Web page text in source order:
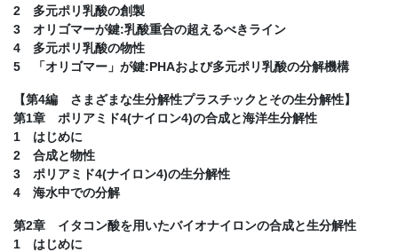
2 多元ポリ乳酸の創製
3 オリゴマーが鍵:乳酸重合の超えるべきライン
4 多元ポリ乳酸の物性
5 「オリゴマー」が鍵:PHAおよび多元ポリ乳酸の分解機構
【第4編 さまざまな生分解性プラスチックとその生分解性】
第1章 ポリアミド4(ナイロン4)の合成と海洋生分解性
1 はじめに
2 合成と物性
3 ポリアミド4(ナイロン4)の生分解性
4 海水中での分解
第2章 イタコン酸を用いたバイオナイロンの合成と生分解性
1 はじめに